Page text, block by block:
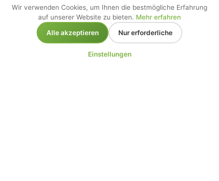
Wir verwenden Cookies, um Ihnen die bestmögliche Erfahrung
auf unserer Website zu bieten. Mehr erfahren
Alle akzeptieren
Nur erforderliche
Einstellungen